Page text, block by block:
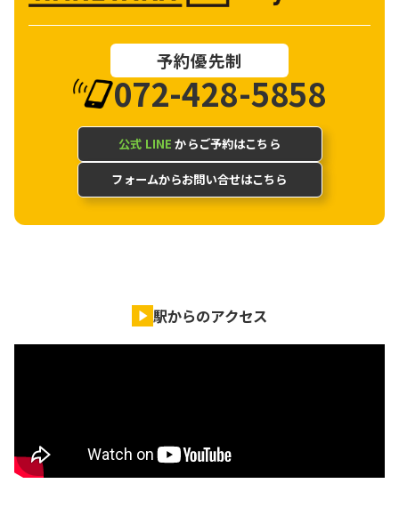
予約優先制
072-428-5858
公式 LINE からご予約はこちら
フォームからお問い合せはこちら
駅からのアクセス